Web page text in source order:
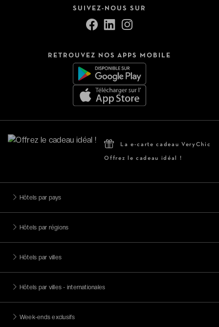
SUIVEZ-NOUS SUR
RETROUVEZ NOS APPS MOBILE
La e-carte cadeau VeryChic
Offrez le cadeau idéal !
Hôtels par pays
Hôtels par régions
Hôtels par villes
Hôtels par villes - internationales
Week-ends exclusifs